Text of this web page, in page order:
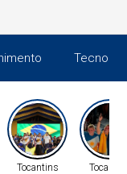
Tocantins